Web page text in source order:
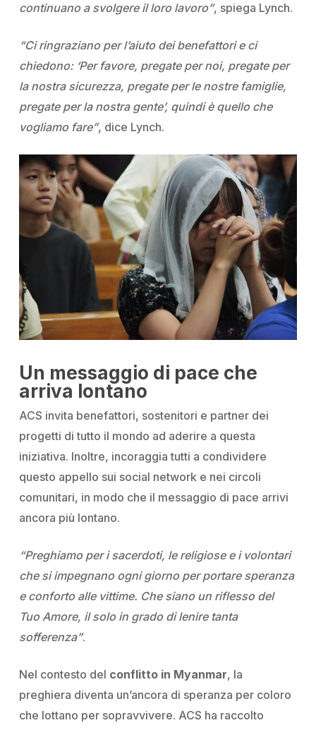
continuano a svolgere il loro lavoro”, spiega Lynch.
“Ci ringraziano per l’aiuto dei benefattori e ci
chiedono: ‘Per favore, pregate per noi, pregate per
la nostra sicurezza, pregate per le nostre famiglie,
pregate per la nostra gente’, quindi è quello che
vogliamo fare”, dice Lynch.
Un messaggio di pace che
arriva lontano
ACS invita benefattori, sostenitori e partner dei
progetti di tutto il mondo ad aderire a questa
iniziativa. Inoltre, incoraggia tutti a condividere
questo appello sui social network e nei circoli
comunitari, in modo che il messaggio di pace arrivi
ancora più lontano.
“Preghiamo per i sacerdoti, le religiose e i volontari
che si impegnano ogni giorno per portare speranza
e conforto alle vittime. Che siano un riflesso del
Tuo Amore, il solo in grado di lenire tanta
sofferenza”.
Nel contesto del conflitto in Myanmar, la
preghiera diventa un’ancora di speranza per coloro
che lottano per sopravvivere. ACS ha raccolto